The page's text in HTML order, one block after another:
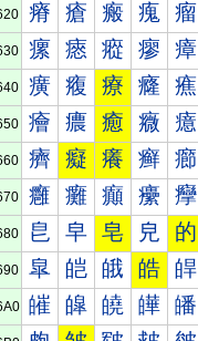
瘠 瘡 瘢 瘣 瘤
瘰 瘱 瘲 瘳 瘴
癀 癁 療 癃 癄
癐 癑 癒 癓 癔
癠 癡 癢 癣 癤
癰 癱 癲 癳 癴
皀 皁 皂 皃 的
皐 皑 皒 皓 皔
皠 皡 皢 皣 皤